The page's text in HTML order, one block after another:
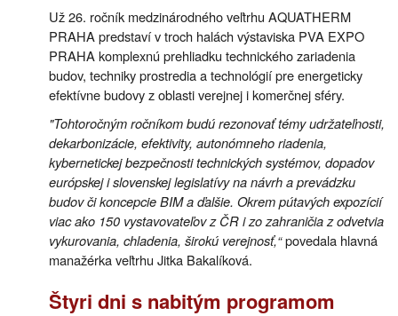
Už 26. ročník medzinárodného veľtrhu AQUATHERM
PRAHA predstaví v troch halách výstaviska PVA EXPO
PRAHA komplexnú prehliadku technického zariadenia
budov, techniky prostredia a technológií pre energeticky
efektívne budovy z oblasti verejnej i komerčnej sféry.
"Tohtoročným ročníkom budú rezonovať témy udržateľnosti,
dekarbonizácie, efektivity, autonómneho riadenia,
kybernetickej bezpečnosti technických systémov, dopadov
európskej i slovenskej legislatívy na návrh a prevádzku
budov či koncepcie BIM a ďalšie. Okrem pútavých expozícií
viac ako 150 vystavovateľov z ČR i zo zahraničia z odvetvia
vykurovania, chladenia, širokú verejnosť,“povedala hlavná
manažérka veľtrhu Jitka Bakalíková.
Štyri dni s nabitým programom